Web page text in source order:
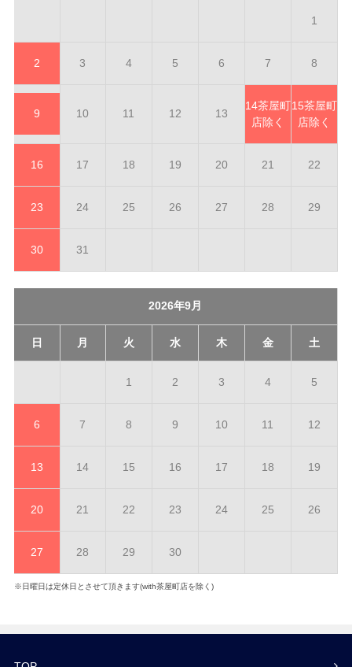
1
2 3 4 5 6 7 8
9 10 11 12 13
14茶屋町
店除く
15茶屋町
店除く
16 17 18 19 20 21 22
23 24 25 26 27 28 29
30 31
2026年9月
日 月 火 水 木 金 土
1 2 3 4 5
6 7 8 9 10 11 12
13 14 15 16 17 18 19
20 21 22 23 24 25 26
27 28 29 30
※日曜日は定休日とさせて頂きます(with茶屋町店を除く)